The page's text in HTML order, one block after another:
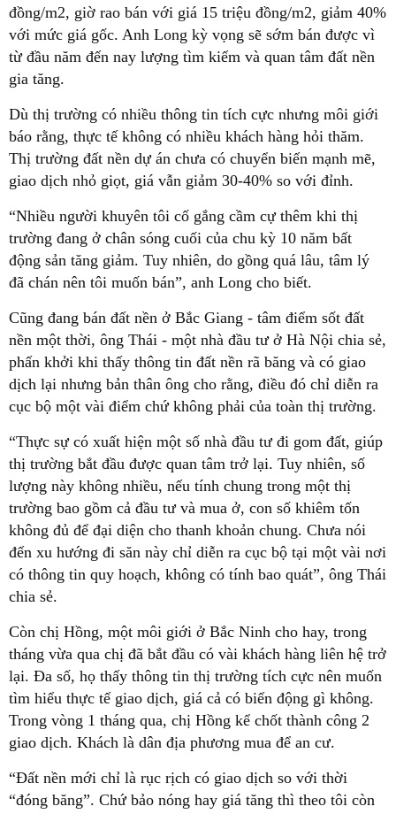
đồng/m2, giờ rao bán với giá 15 triệu đồng/m2, giảm 40%
với mức giá gốc. Anh Long kỳ vọng sẽ sớm bán được vì
từ đầu năm đến nay lượng tìm kiếm và quan tâm đất nền
gia tăng.
Dù thị trường có nhiều thông tin tích cực nhưng môi giới
báo rằng, thực tế không có nhiều khách hàng hỏi thăm.
Thị trường đất nền dự án chưa có chuyển biến mạnh mẽ,
giao dịch nhỏ giọt, giá vẫn giảm 30-40% so với đỉnh.
“Nhiều người khuyên tôi cố gắng cầm cự thêm khi thị
trường đang ở chân sóng cuối của chu kỳ 10 năm bất
động sản tăng giảm. Tuy nhiên, do gồng quá lâu, tâm lý
đã chán nên tôi muốn bán”, anh Long cho biết.
Cũng đang bán đất nền ở Bắc Giang - tâm điểm sốt đất
nền một thời, ông Thái - một nhà đầu tư ở Hà Nội chia sẻ,
phấn khởi khi thấy thông tin đất nền rã băng và có giao
dịch lại nhưng bản thân ông cho rằng, điều đó chỉ diễn ra
cục bộ một vài điểm chứ không phải của toàn thị trường.
“Thực sự có xuất hiện một số nhà đầu tư đi gom đất, giúp
thị trường bắt đầu được quan tâm trở lại. Tuy nhiên, số
lượng này không nhiều, nếu tính chung trong một thị
trường bao gồm cả đầu tư và mua ở, con số khiêm tốn
không đủ để đại diện cho thanh khoản chung. Chưa nói
đến xu hướng đi săn này chỉ diễn ra cục bộ tại một vài nơi
có thông tin quy hoạch, không có tính bao quát”, ông Thái
chia sẻ.
Còn chị Hồng, một môi giới ở Bắc Ninh cho hay, trong
tháng vừa qua chị đã bắt đầu có vài khách hàng liên hệ trở
lại. Đa số, họ thấy thông tin thị trường tích cực nên muốn
tìm hiểu thực tế giao dịch, giá cả có biến động gì không.
Trong vòng 1 tháng qua, chị Hồng kể chốt thành công 2
giao dịch. Khách là dân địa phương mua để an cư.
“Đất nền mới chỉ là rục rịch có giao dịch so với thời
“đóng băng”. Chứ bảo nóng hay giá tăng thì theo tôi còn